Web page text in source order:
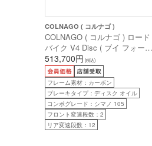
COLNAGO ( コルナゴ )
COLNAGO ( コルナゴ ) ロード
バイク V4 Disc ( ブイ フォー
ディスク ) 105 機械式 12sp
VDRD ( ロッソ ) 485S (身長目
安175cm前後)
513,700円 (税込)
フレーム素材：カーボン
ブレーキタイプ：ディスク オイル
コンポグレード：シマノ 105
フロント変速段数：2
リア変速段数：12